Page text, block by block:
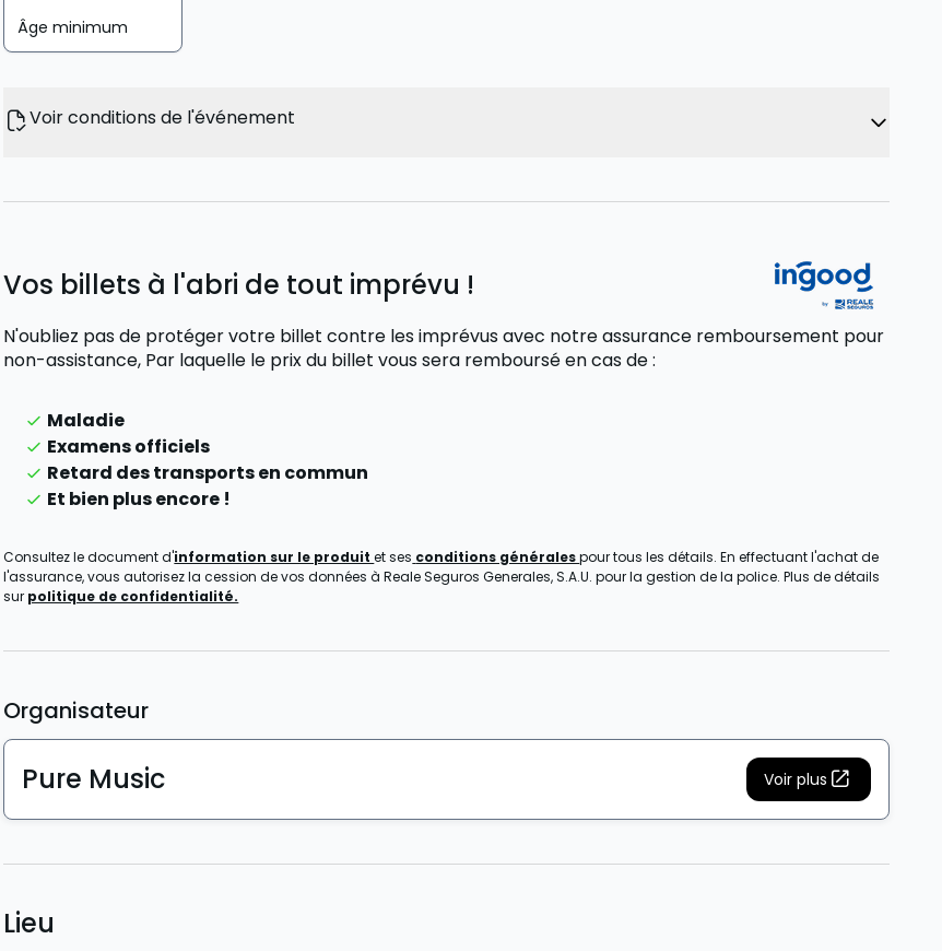
Âge minimum
Voir conditions de l'événement
Vos billets à l'abri de tout imprévu !
N'oubliez pas de protéger votre billet contre les imprévus avec notre assurance remboursement pour
non-assistance, Par laquelle le prix du billet vous sera rembourséen cas de:
Maladie
Examens officiels
Retard des transports en commun
Et bien plus encore !
Consultez le document d'information sur le produitet ses conditions généralespour tous les détails. En effectuant l'achat de
l'assurance, vous autorisez la cession de vos données à Reale Seguros Generales, S.A.U. pour la gestion de la police. Plus de détails
sur politique de confidentialité.
Organisateur
Pure Music Voir plus
Lieu